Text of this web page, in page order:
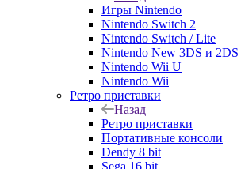
Игры Nintendo
Nintendo Switch 2
Nintendo Switch / Lite
Nintendo New 3DS и 2DS
Nintendo Wii U
Nintendo Wii
Ретро приставки
Назад
Ретро приставки
Портативные консоли
Dendy 8 bit
Sega 16 bit